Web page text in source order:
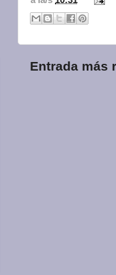
Entrada más